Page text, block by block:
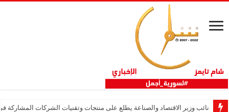
نائب وزير الاقتصاد والصناعة يطلع على منتجات وتقنيات الشركات المشاركة في